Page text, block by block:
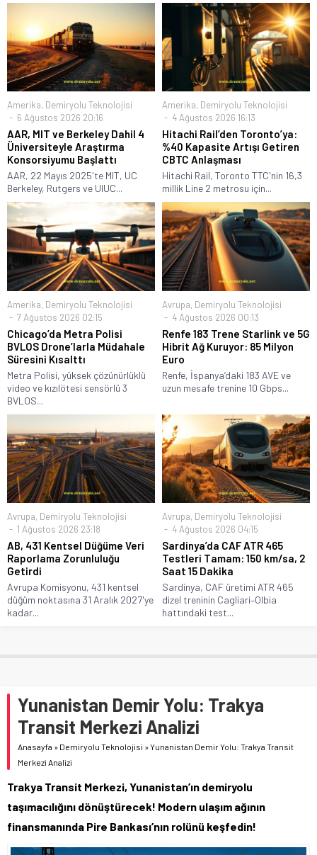
Amerika, Demiryolu Teknolojisi
6 Ağustos 2026 20:16
AAR, MIT ve Berkeley Dahil 4
Üniversiteyle Araştırma
Konsorsiyumu Başlattı
AAR, 22 Mayıs 2025'te MIT, UC
Berkeley, Rutgers ve UIUC...
Amerika, Demiryolu Teknolojisi
4 Ağustos 2026 16:13
Hitachi Rail’den Toronto’ya:
%40 Kapasite Artışı Getiren
CBTC Anlaşması
Hitachi Rail, Toronto TTC'nin 16,3
millik Line 2 metrosu için...
Amerika, Demiryolu Teknolojisi
7 Ağustos 2026 02:15
Chicago’da Metra Polisi
BVLOS Drone’larla Müdahale
Süresini Kısalttı
Metra Polisi, yüksek çözünürlüklü
video ve kızılötesi sensörlü 3
BVLOS...
Avrupa, Demiryolu Teknolojisi
4 Ağustos 2026 00:13
Renfe 183 Trene Starlink ve 5G
Hibrit Ağ Kuruyor: 85 Milyon
Euro
Renfe, İspanya’daki 183 AVE ve
uzun mesafe trenine 10 Gbps...
Avrupa, Demiryolu Teknolojisi
1 Ağustos 2026 23:18
AB, 431 Kentsel Düğüme Veri
Raporlama Zorunluluğu
Getirdi
Avrupa Komisyonu, 431 kentsel
düğüm noktasına 31 Aralık 2027'ye
kadar...
Avrupa, Demiryolu Teknolojisi
4 Ağustos 2026 04:15
Sardinya’da CAF ATR 465
Testleri Tamam: 150 km/sa, 2
Saat 15 Dakika
Sardinya, CAF üretimi ATR 465
dizel treninin Cagliari–Olbia
hattındaki test...
Yunanistan Demir Yolu: Trakya
Transit Merkezi Analizi
Anasayfa » Demiryolu Teknolojisi »Yunanistan Demir Yolu: Trakya Transit
Merkezi Analizi
Trakya Transit Merkezi, Yunanistan’ın demiryolu
taşımacılığını dönüştürecek! Modern ulaşım ağının
finansmanında Pire Bankası’nın rolünü keşfedin!